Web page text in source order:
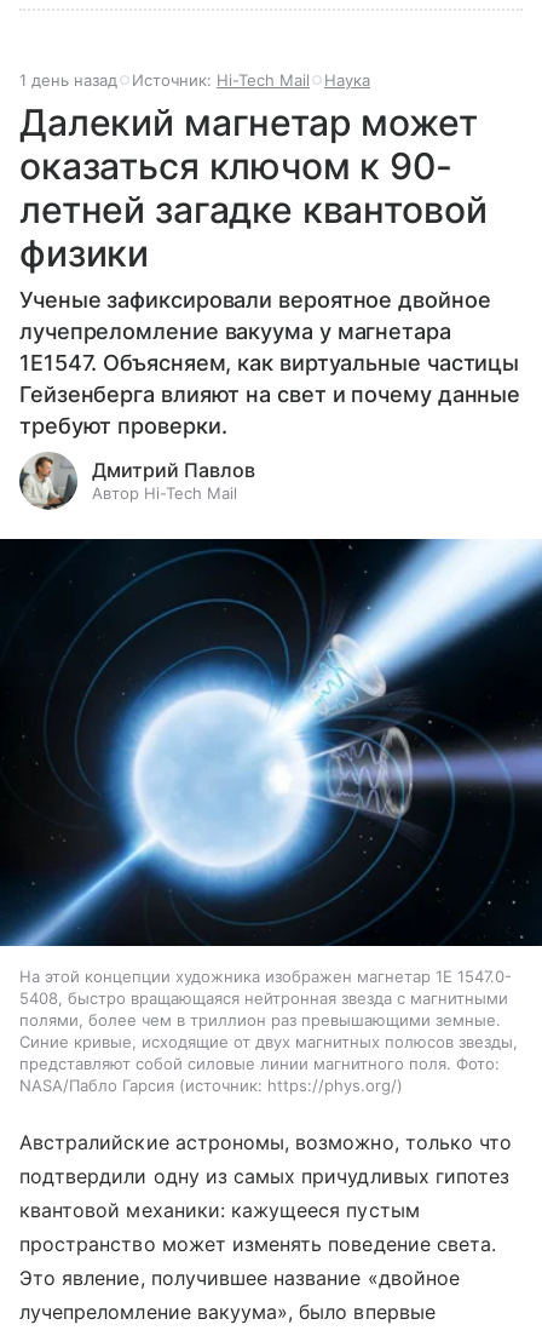
1 день назад Источник: Hi-Tech Mail Наука
Далекий магнетар может
оказаться ключом к 90-
летней загадке квантовой
физики
Ученые зафиксировали вероятное двойное
лучепреломление вакуума у магнетара
1E1547. Объясняем, как виртуальные частицы
Гейзенберга влияют на свет и почему данные
требуют проверки.
Дмитрий Павлов
Автор Hi-Tech Mail
На этой концепции художника изображен магнетар 1E 1547.0-
5408, быстро вращающаяся нейтронная звезда с магнитными
полями, более чем в триллион раз превышающими земные.
Синие кривые, исходящие от двух магнитных полюсов звезды,
представляют собой силовые линии магнитного поля. Фото:
NASA/Пабло Гарсия
источник: https://phys.org/
Австралийские астрономы, возможно, только что
подтвердили одну из самых причудливых гипотез
квантовой механики: кажущееся пустым
пространство может изменять поведение света.
Это явление, получившее название «двойное
лучепреломление вакуума», было впервые